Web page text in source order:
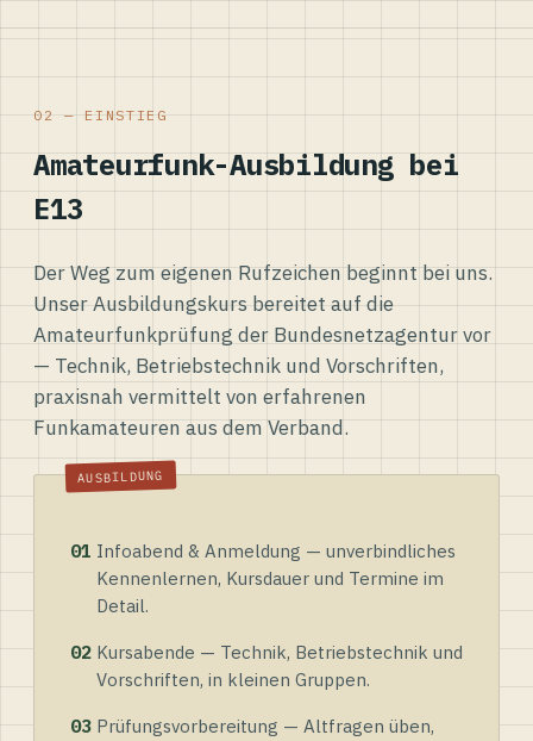
02 — EINSTIEG
Amateurfunk-Ausbildung bei
E13
Der Weg zum eigenen Rufzeichen beginnt bei uns.
Unser Ausbildungskurs bereitet auf die
Amateurfunkprüfung der Bundesnetzagentur vor
— Technik, Betriebstechnik und Vorschriften,
praxisnah vermittelt von erfahrenen
Funkamateuren aus dem Verband.
01 Infoabend & Anmeldung — unverbindliches
Kennenlernen, Kursdauer und Termine im
Detail.
02 Kursabende — Technik, Betriebstechnik und
Vorschriften, in kleinen Gruppen.
03 Prüfungsvorbereitung — Altfragen üben,